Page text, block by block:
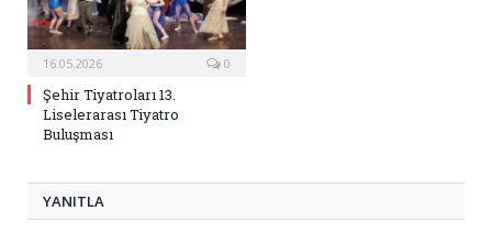
16.05.2026 0
Şehir Tiyatroları 13.
Liselerarası Tiyatro
Buluşması
YANITLA